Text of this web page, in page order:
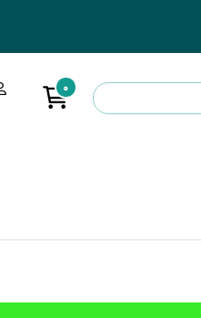
0